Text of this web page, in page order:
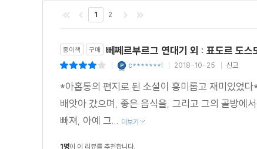
1 2
종이책 구매 뻬쩨르부르그 연대기 외 : 표도르 도스
c*******l 2018-10-25 신고
*아홉통의 편지로 된 소설이 흥미롭고 재미있었
배앗아 갔으며, 좋은 음식을, 그리고 그의 골방에
빠져, 아예 그... 더보기
1명이 이 리뷰를 추천합니다.